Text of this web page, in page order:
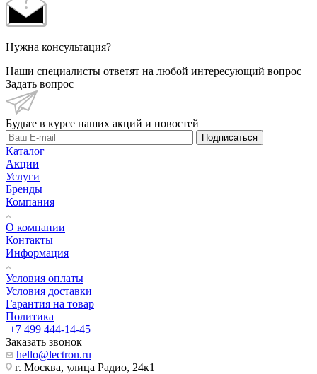
Нужна консультация?
Наши специалисты ответят на любой интересующий вопрос
Задать вопрос
Будьте в курсе наших акций и новостей
Подписаться
Каталог
Акции
Услуги
Бренды
Компания
О компании
Контакты
Информация
Условия оплаты
Условия доставки
Гарантия на товар
Политика
+7 499 444-14-45
Заказать звонок
hello@lectron.ru
г. Москва, улица Радио, 24к1